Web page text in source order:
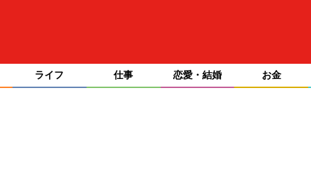
ライフ 仕事 恋愛・結婚 お金